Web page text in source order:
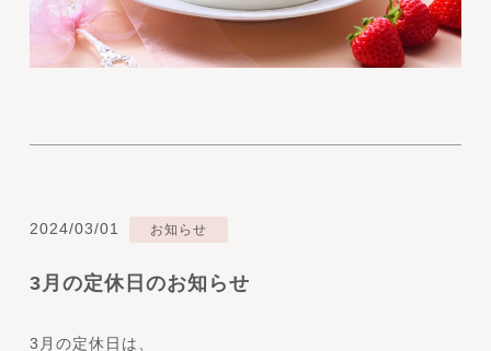
2024/03/01 お知らせ
3月の定休日のお知らせ
3月の定休日は、